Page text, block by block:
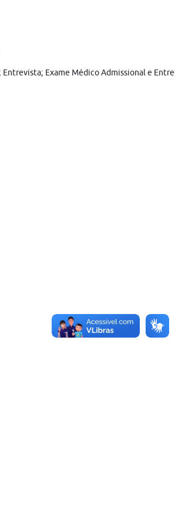
Exame Médico Admissional e